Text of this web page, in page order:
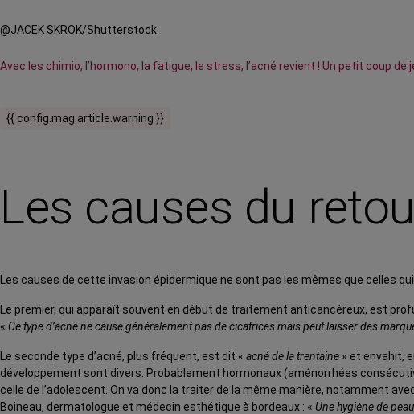
@JACEK SKROK/Shutterstock
Avec les chimio, l’hormono, la fatigue, le stress, l’acné revient ! Un petit coup
{{ config.mag.article.warning }}
Les causes du
Les causes de cette invasion épidermique ne sont pas les mêmes que celles
Le premier, qui apparaît souvent en début de traitement anticancéreux, est
« Ce type d’acné ne cause généralement pas de cicatrices mais peut laisser des
Le seconde type d’acné, plus fréquent, est dit « acné de la trentaine » et envahit,
développement sont divers. Probablement hormonaux (aménorrhées
celle de l’adolescent. On va donc la traiter de la même manière, notamment
Boineau, dermatologue et médecin esthétique à bordeaux : « Une hygiène de